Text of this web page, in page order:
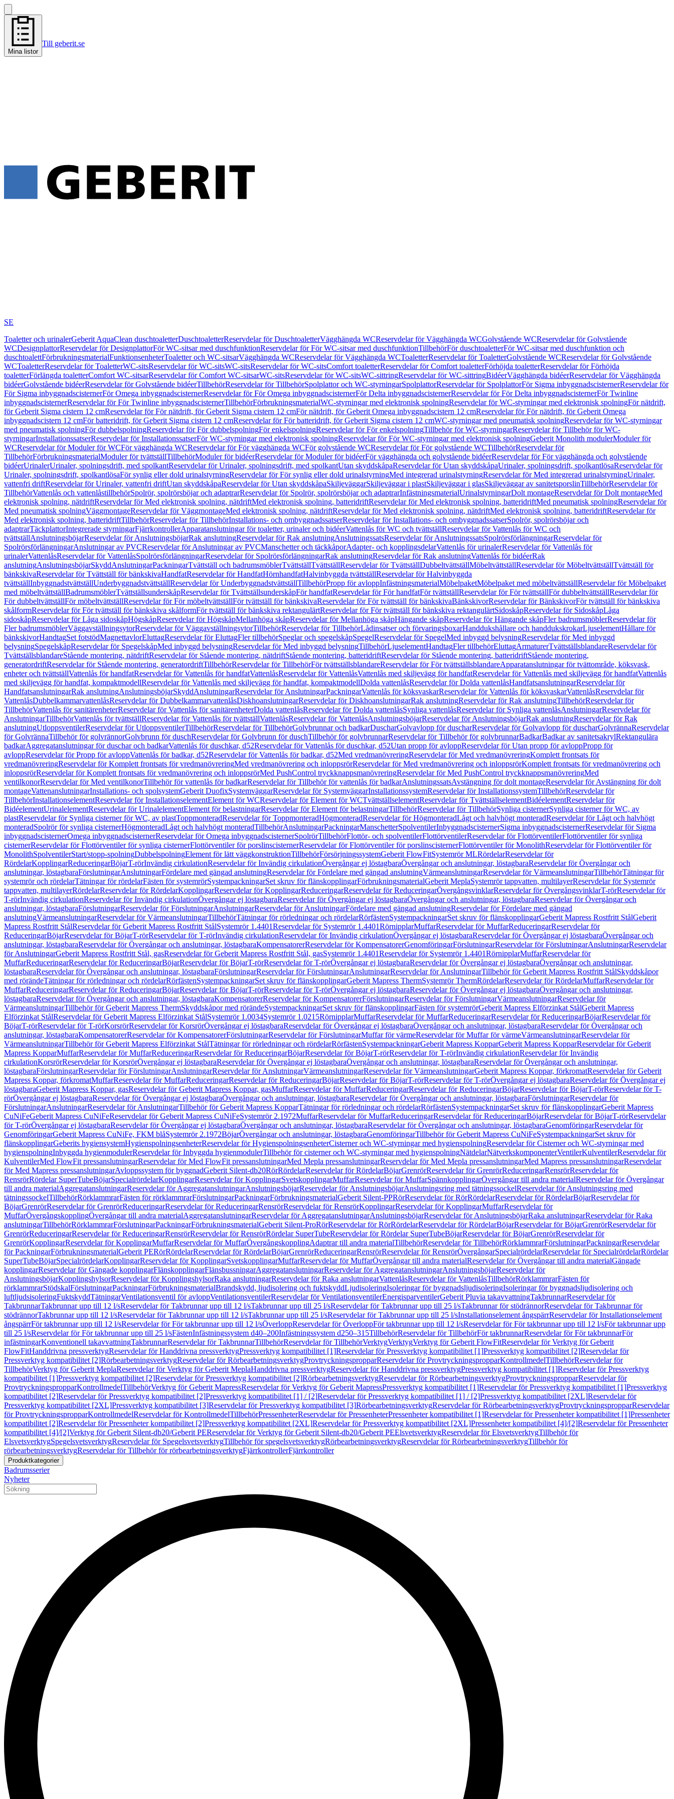
Mina listor
Till geberit.se
SE
Toaletter och urinalerGeberit AquaClean duschtoaletterDuschtoaletterReservdelar för DuschtoaletterVägghängda WCReservdelar för Vägghängda WCGolvstående WCReservdelar för Golvstående
WCDesignplattorReservdelar för DesignplattorFör WC-sitsar med duschfunktionReservdelar för För WC-sitsar med duschfunktionTillbehörFör duschtoaletterFör WC-sitsar med duschfunktion och
duschtoalettFörbrukningsmaterialFunktionsenheterToaletter och WC-sitsarVägghängda WCReservdelar för Vägghängda WCToaletterReservdelar för ToaletterGolvstående WCReservdelar för Golvstående
WCToaletterReservdelar för ToaletterWC-sitsReservdelar för WC-sitsWC-sitsReservdelar för WC-sitsComfort toaletterReservdelar för Comfort toaletterFörhöjda toaletterReservdelar för Förhöjda
toaletterFörlängda toaletterComfort WC-sitsarReservdelar för Comfort WC-sitsarWC-sitsReservdelar för WC-sitsWC-sittringReservdelar för WC-sittringBidéerVägghängda bidéerReservdelar för Vägghängda
bidéerGolvstående bidéerReservdelar för Golvstående bidéerTillbehörReservdelar för TillbehörSpolplattor och WC-styrningarSpolplattorReservdelar för SpolplattorFör Sigma inbyggnadscisternerReservdelar för
För Sigma inbyggnadscisternerFör Omega inbyggnadscisternerReservdelar för För Omega inbyggnadscisternerFör Delta inbyggnadscisternerReservdelar för För Delta inbyggnadscisternerFör Twinline
inbyggnadscisternerReservdelar för För Twinline inbyggnadscisternerTillbehörFörbrukningsmaterialWC-styrningar med elektronisk spolningReservdelar för WC-styrningar med elektronisk spolningFör nätdrift,
för Geberit Sigma cistern 12 cmReservdelar för För nätdrift, för Geberit Sigma cistern 12 cmFör nätdrift, för Geberit Omega inbyggnadscistern 12 cmReservdelar för För nätdrift, för Geberit Omega
inbyggnadscistern 12 cmFör batteridrift, för Geberit Sigma cistern 12 cmReservdelar för För batteridrift, för Geberit Sigma cistern 12 cmWC-styrningar med pneumatisk spolningReservdelar för WC-styrningar
med pneumatisk spolningFör dubbelspolningReservdelar för För dubbelspolningFör enkelspolningReservdelar för För enkelspolningTillbehör för WC-styrningarReservdelar för Tillbehör för WC-
styrningarInstallationssatserReservdelar för InstallationssatserFör WC-styrningar med elektronisk spolningReservdelar för För WC-styrningar med elektronisk spolningGeberit Monolith modulerModuler för
WCReservdelar för Moduler för WCFör vägghängda WCReservdelar för För vägghängda WCFör golvstående WCReservdelar för För golvstående WCTillbehörReservdelar för
TillbehörFörbrukningsmaterialModuler för tvättställTillbehörModuler för bidéerReservdelar för Moduler för bidéerFör vägghängda och golvstående bidéerReservdelar för För vägghängda och golvstående
bidéerUrinalerUrinaler, spolningsdrift, med spolkantReservdelar för Urinaler, spolningsdrift, med spolkantUtan skyddskåpaReservdelar för Utan skyddskåpaUrinaler, spolningsdrift, spolkantlösaReservdelar för
Urinaler, spolningsdrift, spolkantlösaFör synlig eller dold urinalstyrningReservdelar för För synlig eller dold urinalstyrningMed integrerad urinalstyrningReservdelar för Med integrerad urinalstyrningUrinaler,
vattenfri driftReservdelar för Urinaler, vattenfri driftUtan skyddskåpaReservdelar för Utan skyddskåpaSkiljeväggarSkiljeväggar i plastSkiljeväggar i glasSkiljeväggar av sanitetsporslinTillbehörReservdelar för
TillbehörVattenlås och vattenlåstillbehörSpolrör, spolrörsböjar och adaptrarReservdelar för Spolrör, spolrörsböjar och adaptrarInfästningsmaterialUrinalstyrningarDolt montageReservdelar för Dolt montageMed
elektronisk spolning, nätdriftReservdelar för Med elektronisk spolning, nätdriftMed elektronisk spolning, batteridriftReservdelar för Med elektronisk spolning, batteridriftMed pneumatisk spolningReservdelar för
Med pneumatisk spolningVäggmontageReservdelar för VäggmontageMed elektronisk spolning, nätdriftReservdelar för Med elektronisk spolning, nätdriftMed elektronisk spolning, batteridriftReservdelar för
Med elektronisk spolning, batteridriftTillbehörReservdelar för TillbehörInstallations- och ombyggnadssatserReservdelar för Installations- och ombyggnadssatserSpolrör, spolrörsböjar och
adaptrarTäckplattorIntegrerade styrningarFjärrkontrollerApparatanslutningar för toaletter, urinaler och bidéerVattenlås för WC och tvättställReservdelar för Vattenlås för WC och
tvättställAnslutningsböjarReservdelar för AnslutningsböjarRak anslutningReservdelar för Rak anslutningAnslutningssatsReservdelar för AnslutningssatsSpolrörsförlängningarReservdelar för
SpolrörsförlängningarAnslutningar av PVCReservdelar för Anslutningar av PVCManschetter och täckkåporAdapter- och kopplingsdelarVattenlås för urinalerReservdelar för Vattenlås för
urinalerVattenlåsReservdelar för VattenlåsSpolrörsförlängningarReservdelar för SpolrörsförlängningarRak anslutningReservdelar för Rak anslutningVattenlås för bidéerRak
anslutningAnslutningsböjarSkyddAnslutningarPackningarTvättställ och badrumsmöblerTvättställTvättställReservdelar för TvättställDubbeltvättställMöbeltvättställReservdelar för MöbeltvättställTvättställ för
bänkskivaReservdelar för Tvättställ för bänkskivaHandfatReservdelar för HandfatHörnhandfatHalvinbyggda tvättställReservdelar för Halvinbyggda
tvättställInbyggnadstvättställUnderbyggnadstvättställReservdelar för UnderbyggnadstvättställTillbehörPropp för avloppInfästningsmaterialMöbelpaketMöbelpaket med möbeltvättställReservdelar för Möbelpaket
med möbeltvättställBadrumsmöblerTvättställsunderskåpReservdelar för TvättställsunderskåpFör handfatReservdelar för För handfatFör tvättställReservdelar för För tvättställFör dubbeltvättställReservdelar för
För dubbeltvättställFör möbeltvättställReservdelar för För möbeltvättställFör tvättställ för bänkskivaReservdelar för För tvättställ för bänkskivaBänkskivorReservdelar för BänkskivorFör tvättställ för bänkskiva
skålformReservdelar för För tvättställ för bänkskiva skålformFör tvättställ för bänkskiva rektangulärtReservdelar för För tvättställ för bänkskiva rektangulärtSidoskåpReservdelar för SidoskåpLåga
sidoskåpReservdelar för Låga sidoskåpHögskåpReservdelar för HögskåpMellanhöga skåpReservdelar för Mellanhöga skåpHängande skåpReservdelar för Hängande skåpFler badrumsmöblerReservdelar för
Fler badrumsmöblerVäggavställningsytorReservdelar för VäggavställningsytorTillbehörReservdelar för TillbehörLådinsatser och förvaringsboxarHanddukshållare och handdukskrokarLjuselementHållare för
bänkskivorHandtagSet fotstödMagnettavlorEluttagReservdelar för EluttagFler tillbehörSpeglar och spegelskåpSpegelReservdelar för SpegelMed inbyggd belysningReservdelar för Med inbyggd
belysningSpegelskåpReservdelar för SpegelskåpMed inbyggd belysningReservdelar för Med inbyggd belysningTillbehörLjuselementHandtagFler tillbehörEluttagArmaturerTvättställsblandareReservdelar för
TvättställsblandareStående montering, nätdriftReservdelar för Stående montering, nätdriftStående montering, batteridriftReservdelar för Stående montering, batteridriftStående montering,
generatordriftReservdelar för Stående montering, generatordriftTillbehörReservdelar för TillbehörFör tvättställsblandareReservdelar för För tvättställsblandareApparatanslutningar för tvättområde, köksvask,
enheter och tvättställVattenlås för handfatReservdelar för Vattenlås för handfatVattenlåsReservdelar för VattenlåsVattenlås med skiljevägg för handfatReservdelar för Vattenlås med skiljevägg för handfatVattenlås
med skiljevägg för handfat, kompaktmodellReservdelar för Vattenlås med skiljevägg för handfat, kompaktmodellDolda vattenlåsReservdelar för Dolda vattenlåsHandfatsanslutningarReservdelar för
HandfatsanslutningarRak anslutningAnslutningsböjarSkyddAnslutningarReservdelar för AnslutningarPackningarVattenlås för köksvaskarReservdelar för Vattenlås för köksvaskarVattenlåsReservdelar för
VattenlåsDubbelkammarvattenlåsReservdelar för DubbelkammarvattenlåsDiskhoanslutningarReservdelar för DiskhoanslutningarRak anslutningReservdelar för Rak anslutningTillbehörReservdelar för
TillbehörVattenlås för sanitärenheterReservdelar för Vattenlås för sanitärenheterDolda vattenlåsReservdelar för Dolda vattenlåsSynliga vattenlåsReservdelar för Synliga vattenlåsAnslutningarReservdelar för
AnslutningarTillbehörVattenlås för tvättställReservdelar för Vattenlås för tvättställVattenlåsReservdelar för VattenlåsAnslutningsböjarReservdelar för AnslutningsböjarRak anslutningReservdelar för Rak
anslutningUtloppsventilerReservdelar för UtloppsventilerTillbehörReservdelar för TillbehörGolvbrunnar och badkarDuscharGolvavlopp för duscharReservdelar för Golvavlopp för duscharGolvrännaReservdelar
för GolvrännaTillbehör för golvrännorGolvbrunn för duschReservdelar för Golvbrunn för duschTillbehör för golvbrunnarReservdelar för Tillbehör för golvbrunnarBadkarBadkar av sanitetsakrylRektangulära
badkarAggregatanslutningar för duschar och badkarVattenlås för duschkar, d52Reservdelar för Vattenlås för duschkar, d52Utan propp för avloppReservdelar för Utan propp för avloppPropp för
avloppReservdelar för Propp för avloppVattenlås för badkar, d52Reservdelar för Vattenlås för badkar, d52Med vredmanövreringReservdelar för Med vredmanövreringKomplett frontsats för
vredmanövreringReservdelar för Komplett frontsats för vredmanövreringMed vredmanövrering och inloppsrörReservdelar för Med vredmanövrering och inloppsrörKomplett frontsats för vredmanövrering och
inloppsrörReservdelar för Komplett frontsats för vredmanövrering och inloppsrörMed PushControl tryckknappsmanövreringReservdelar för Med PushControl tryckknappsmanövreringMed
ventilkonorReservdelar för Med ventilkonorTillbehör för vattenlås för badkarReservdelar för Tillbehör för vattenlås för badkarAnslutningssatsAvstängning för dolt montageReservdelar för Avstängning för dolt
montageVattenanslutningarInstallations- och spolsystemGeberit DuofixSystemväggarReservdelar för SystemväggarInstallationssystemReservdelar för InstallationssystemTillbehörReservdelar för
TillbehörInstallationselementReservdelar för InstallationselementElement för WCReservdelar för Element för WCTvättställselementReservdelar för TvättställselementBidéelementReservdelar för
BidéelementUrinalelementReservdelar för UrinalelementElement för belastningarReservdelar för Element för belastningarTillbehörReservdelar för TillbehörSynliga cisternerSynliga cisterner för WC, av
plastReservdelar för Synliga cisterner för WC, av plastToppmonteradReservdelar för ToppmonteradHögmonteradReservdelar för HögmonteradLågt och halvhögt monteradReservdelar för Lågt och halvhögt
monteradSpolrör för synliga cisternerHögmonteradLågt och halvhögt monteradTillbehörAnslutningarPackningarManschetterSpolventilerInbyggnadscisternerSigma inbyggnadscisternerReservdelar för Sigma
inbyggnadscisternerOmega inbyggnadscisternerReservdelar för Omega inbyggnadscisternerSpolrörTillbehörFlottör- och spolventilerFlottörventilerReservdelar för FlottörventilerFlottörventiler för synliga
cisternerReservdelar för Flottörventiler för synliga cisternerFlottörventiler för porslinscisternerReservdelar för Flottörventiler för porslinscisternerFlottörventiler för MonolithReservdelar för Flottörventiler för
MonolithSpolventilerStart/stopp-spolningDubbelspolningElement för lätt väggkonstruktionTillbehörFörsörjningssystemGeberit FlowFitSystemrör MLRördelarReservdelar för
RördelarKopplingarReduceringarBöjarT-rörInvändig cirkulationReservdelar för Invändig cirkulationÖvergångar ej löstagbaraÖvergångar och anslutningar, löstagbaraReservdelar för Övergångar och
anslutningar, löstagbaraFörslutningarAnslutningarFördelare med gängad anslutningReservdelar för Fördelare med gängad anslutningVärmeanslutningarReservdelar för VärmeanslutningarTillbehörTätningar för
systemrör och rördelarTätningar för rördelarFästen för systemrörSystempackningarSet skruv för flänskopplingarFörbrukningsmaterialGeberit MeplaSystemrör tappvatten, multilayerReservdelar för Systemrör
tappvatten, multilayerRördelarReservdelar för RördelarKopplingarReservdelar för KopplingarReduceringarReservdelar för ReduceringarÖvergångsvinklarReservdelar för ÖvergångsvinklarT-rörReservdelar för
T-rörInvändig cirkulationReservdelar för Invändig cirkulationÖvergångar ej löstagbaraReservdelar för Övergångar ej löstagbaraÖvergångar och anslutningar, löstagbaraReservdelar för Övergångar och
anslutningar, löstagbaraFörslutningarReservdelar för FörslutningarAnslutningarReservdelar för AnslutningarFördelare med gängad anslutningReservdelar för Fördelare med gängad
anslutningVärmeanslutningarReservdelar för VärmeanslutningarTillbehörTätningar för rörledningar och rördelarRörfästenSystempackningarSet skruv för flänskopplingarGeberit Mapress Rostfritt StålGeberit
Mapress Rostfritt StålReservdelar för Geberit Mapress Rostfritt StålSystemrör 1.4401Reservdelar för Systemrör 1.4401RörnipplarMuffarReservdelar för MuffarReduceringarReservdelar för
ReduceringarBöjarReservdelar för BöjarT-rörReservdelar för T-rörInvändig cirkulationReservdelar för Invändig cirkulationÖvergångar ej löstagbaraReservdelar för Övergångar ej löstagbaraÖvergångar och
anslutningar, löstagbaraReservdelar för Övergångar och anslutningar, löstagbaraKompensatorerReservdelar för KompensatorerGenomföringarFörslutningarReservdelar för FörslutningarAnslutningarReservdelar
för AnslutningarGeberit Mapress Rostfritt Stål, gasReservdelar för Geberit Mapress Rostfritt Stål, gasSystemrör 1.4401Reservdelar för Systemrör 1.4401RörnipplarMuffarReservdelar för
MuffarReduceringarReservdelar för ReduceringarBöjarReservdelar för BöjarT-rörReservdelar för T-rörÖvergångar ej löstagbaraReservdelar för Övergångar ej löstagbaraÖvergångar och anslutningar,
löstagbaraReservdelar för Övergångar och anslutningar, löstagbaraFörslutningarReservdelar för FörslutningarAnslutningarReservdelar för AnslutningarTillbehör för Geberit Mapress Rostfritt StålSkyddskåpor
med rörändeTätningar för rörledningar och rördelarRörfästenSystempackningarSet skruv för flänskopplingarGeberit Mapress ThermSystemrör ThermRördelarReservdelar för RördelarMuffarReservdelar för
MuffarReduceringarReservdelar för ReduceringarBöjarReservdelar för BöjarT-rörReservdelar för T-rörÖvergångar ej löstagbaraReservdelar för Övergångar ej löstagbaraÖvergångar och anslutningar,
löstagbaraReservdelar för Övergångar och anslutningar, löstagbaraKompensatorerReservdelar för KompensatorerFörslutningarReservdelar för FörslutningarVärmeanslutningarReservdelar för
VärmeanslutningarTillbehör för Geberit Mapress ThermSkyddskåpor med rörändeSystempackningarSet skruv för flänskopplingarFästen för systemrörGeberit Mapress Elförzinkat StålGeberit Mapress
Elförzinkat StålReservdelar för Geberit Mapress Elförzinkat StålSystemrör 1.0034Systemrör 1.0215RörnipplarMuffarReservdelar för MuffarReduceringarReservdelar för ReduceringarBöjarReservdelar för
BöjarT-rörReservdelar för T-rörKorsrörReservdelar för KorsrörÖvergångar ej löstagbaraReservdelar för Övergångar ej löstagbaraÖvergångar och anslutningar, löstagbaraReservdelar för Övergångar och
anslutningar, löstagbaraKompensatorerReservdelar för KompensatorerFörslutningarReservdelar för FörslutningarMuffar för värmeReservdelar för Muffar för värmeVärmeanslutningarReservdelar för
VärmeanslutningarTillbehör för Geberit Mapress Elförzinkat StålTätningar för rörledningar och rördelarRörfästenSystempackningarGeberit Mapress KopparGeberit Mapress KopparReservdelar för Geberit
Mapress KopparMuffarReservdelar för MuffarReduceringarReservdelar för ReduceringarBöjarReservdelar för BöjarT-rörReservdelar för T-rörInvändig cirkulationReservdelar för Invändig
cirkulationKorsrörReservdelar för KorsrörÖvergångar ej löstagbaraReservdelar för Övergångar ej löstagbaraÖvergångar och anslutningar, löstagbaraReservdelar för Övergångar och anslutningar,
löstagbaraFörslutningarReservdelar för FörslutningarAnslutningarReservdelar för AnslutningarVärmeanslutningarReservdelar för VärmeanslutningarGeberit Mapress Koppar, förkromatReservdelar för Geberit
Mapress Koppar, förkromatMuffarReservdelar för MuffarReduceringarReservdelar för ReduceringarBöjarReservdelar för BöjarT-rörReservdelar för T-rörÖvergångar ej löstagbaraReservdelar för Övergångar ej
löstagbaraGeberit Mapress Koppar, gasReservdelar för Geberit Mapress Koppar, gasMuffarReservdelar för MuffarReduceringarReservdelar för ReduceringarBöjarReservdelar för BöjarT-rörReservdelar för T-
rörÖvergångar ej löstagbaraReservdelar för Övergångar ej löstagbaraÖvergångar och anslutningar, löstagbaraReservdelar för Övergångar och anslutningar, löstagbaraFörslutningarReservdelar för
FörslutningarAnslutningarReservdelar för AnslutningarTillbehör för Geberit Mapress KopparTätningar för rörledningar och rördelarRörfästenSystempackningarSet skruv för flänskopplingarGeberit Mapress
CuNiFeGeberit Mapress CuNiFeReservdelar för Geberit Mapress CuNiFeSystemrör 2.1972MuffarReservdelar för MuffarReduceringarReservdelar för ReduceringarBöjarReservdelar för BöjarT-rörReservdelar
för T-rörÖvergångar ej löstagbaraReservdelar för Övergångar ej löstagbaraÖvergångar och anslutningar, löstagbaraReservdelar för Övergångar och anslutningar, löstagbaraGenomföringarReservdelar för
GenomföringarGeberit Mapress CuNiFe, FKM blåSystemrör 2.1972BöjarÖvergångar och anslutningar, löstagbaraGenomföringarTillbehör för Geberit Mapress CuNiFeSystempackningarSet skruv för
flänskopplingarGeberits hygiensystemHygienspolningsenheterReservdelar för HygienspolningsenheterCisterner och WC-styrningar med hygienspolningReservdelar för Cisterner och WC-styrningar med
hygienspolningInbyggda hygienmodulerReservdelar för Inbyggda hygienmodulerTillbehör för cisterner och WC-styrningar med hygienspolningNätdelarNätverkskomponenterVentilerKulventilerReservdelar för
KulventilerMed FlowFit pressanslutningarReservdelar för Med FlowFit pressanslutningarMed Mepla pressanslutningarReservdelar för Med Mepla pressanslutningarMed Mapress pressanslutningarReservdelar
för Med Mapress pressanslutningarAvloppssystem för byggnadGeberit Silent-db20RörRördelarReservdelar för RördelarBöjarGrenrörReservdelar för GrenrörReduceringarRensrörReservdelar för
RensrörRördelar SuperTubeBöjarSpecialrördelarKopplingarReservdelar för KopplingarSvetskopplingarMuffarReservdelar för MuffarSpännkopplingarÖvergångar till andra materialReservdelar för Övergångar
till andra materialAggregatanslutningarReservdelar för AggregatanslutningarAnslutningsböjarReservdelar för AnslutningsböjarAnslutningsring med tätningssockelReservdelar för Anslutningsring med
tätningssockelTillbehörRörklammrarFästen för rörklammrarFörslutningarPackningarFörbrukningsmaterialGeberit Silent-PPRörReservdelar för RörRördelarReservdelar för RördelarBöjarReservdelar för
BöjarGrenrörReservdelar för GrenrörReduceringarReservdelar för ReduceringarRensrörReservdelar för RensrörKopplingarReservdelar för KopplingarMuffarReservdelar för
MuffarÖvergångskopplingÖvergångar till andra materialAggregatanslutningarReservdelar för AggregatanslutningarAnslutningsböjarReservdelar för AnslutningsböjarRaka anslutningarReservdelar för Raka
anslutningarTillbehörRörklammrarFörslutningarPackningarFörbrukningsmaterialGeberit Silent-ProRörReservdelar för RörRördelarReservdelar för RördelarBöjarReservdelar för BöjarGrenrörReservdelar för
GrenrörReduceringarReservdelar för ReduceringarRensrörReservdelar för RensrörRördelar SuperTubeReservdelar för Rördelar SuperTubeBöjarReservdelar för BöjarGrenrörReservdelar för
GrenrörKopplingarReservdelar för KopplingarMuffarReservdelar för MuffarÖvergångskopplingAdaptrar till andra materialTillbehörReservdelar för TillbehörRörklammrarFörslutningarPackningarReservdelar
för PackningarFörbrukningsmaterialGeberit PERörRördelarReservdelar för RördelarBöjarGrenrörReduceringarRensrörReservdelar för RensrörÖvergångarSpecialrördelarReservdelar för SpecialrördelarRördelar
SuperTubeBöjarSpecialrördelarKopplingarReservdelar för KopplingarSvetskopplingarMuffarReservdelar för MuffarÖvergångar till andra materialReservdelar för Övergångar till andra materialGängade
kopplingarReservdelar för Gängade kopplingarFlänskopplingarFlänsbussningarAggregatanslutningarReservdelar för AggregatanslutningarAnslutningsböjarReservdelar för
AnslutningsböjarKopplingshylsorReservdelar för KopplingshylsorRaka anslutningarReservdelar för Raka anslutningarVattenlåsReservdelar för VattenlåsTillbehörRörklammrarFästen för
rörklammrarStödskalFörslutningarPackningarFörbrukningsmaterialBrandskydd, ljudisolering och fuktskyddLjudisoleringIsoleringar för byggnadsljudisoleringIsoleringar för byggnadsljudisolering och
luftljudsisoleringFuktskyddTätningarVentilationsventil för avloppVentilationsventilerReservdelar för VentilationsventilerEnergisparventilerGeberit Pluvia takavvattningTakbrunnarReservdelar för
TakbrunnarTakbrunnar upp till 12 l/sReservdelar för Takbrunnar upp till 12 l/sTakbrunnar upp till 25 l/sReservdelar för Takbrunnar upp till 25 l/sTakbrunnar för stödrännorReservdelar för Takbrunnar för
stödrännorTakbrunnar upp till 12 l/sReservdelar för Takbrunnar upp till 12 l/sTakbrunnar upp till 25 l/sReservdelar för Takbrunnar upp till 25 l/sInstallationselement ångspärrReservdelar för Installationselement
ångspärrFör takbrunnar upp till 12 l/sReservdelar för För takbrunnar upp till 12 l/sÖverloppReservdelar för ÖverloppFör takbrunnar upp till 12 l/sReservdelar för För takbrunnar upp till 12 l/sFör takbrunnar upp
till 25 l/sReservdelar för För takbrunnar upp till 25 l/sFästenInfästningssystem d40–200Infästningssystem d250–315TillbehörReservdelar för TillbehörFör takbrunnarReservdelar för För takbrunnarFör
infästningarKonventionell takavvattningTakbrunnarReservdelar för TakbrunnarTillbehörReservdelar för TillbehörVerktygVerktygVerktyg för Geberit FlowFitReservdelar för Verktyg för Geberit
FlowFitHanddrivna pressverktygReservdelar för Handdrivna pressverktygPressverktyg kompatibilitet [1]Reservdelar för Pressverktyg kompatibilitet [1]Pressverktyg kompatibilitet [2]Reservdelar för
Pressverktyg kompatibilitet [2]RörbearbetningsverktygReservdelar för RörbearbetningsverktygProvtryckningspropparReservdelar för ProvtryckningspropparKontrollmedelTillbehörReservdelar för
TillbehörVerktyg för Geberit MeplaReservdelar för Verktyg för Geberit MeplaHanddrivna pressverktygReservdelar för Handdrivna pressverktygPressverktyg kompatibilitet [1]Reservdelar för Pressverktyg
kompatibilitet [1]Pressverktyg kompatibilitet [2]Reservdelar för Pressverktyg kompatibilitet [2]RörbearbetningsverktygReservdelar för RörbearbetningsverktygProvtryckningspropparReservdelar för
ProvtryckningspropparKontrollmedelTillbehörVerktyg för Geberit MapressReservdelar för Verktyg för Geberit MapressPressverktyg kompatibilitet [1]Reservdelar för Pressverktyg kompatibilitet [1]Pressverktyg
kompatibilitet [2]Reservdelar för Pressverktyg kompatibilitet [2]Pressverktyg kompatibilitet [1] / [2]Reservdelar för Pressverktyg kompatibilitet [1] / [2]Pressverktyg kompatibilitet [2XL]Reservdelar för
Pressverktyg kompatibilitet [2XL]Pressverktyg kompatibilitet [3]Reservdelar för Pressverktyg kompatibilitet [3]RörbearbetningsverktygReservdelar för RörbearbetningsverktygProvtryckningspropparReservdelar
för ProvtryckningspropparKontrollmedelReservdelar för KontrollmedelTillbehörPressenheterReservdelar för PressenheterPressenheter kompatibilitet [1]Reservdelar för Pressenheter kompatibilitet [1]Pressenheter
kompatibilitet [2]Reservdelar för Pressenheter kompatibilitet [2]Pressverktyg kompatibilitet [2XL]Reservdelar för Pressverktyg kompatibilitet [2XL]Pressenheter kompatibilitet [4]/[2]Reservdelar för Pressenheter
kompatibilitet [4]/[2]Verktyg för Geberit Silent-db20/Geberit PEReservdelar för Verktyg för Geberit Silent-db20/Geberit PEElsvetsverktygReservdelar för ElsvetsverktygTillbehör för
ElsvetsverktygSpegelsvetsverktygReservdelar för SpegelsvetsverktygTillbehör för spegelsvetsverktygRörbearbetningsverktygReservdelar för RörbearbetningsverktygTillbehör för
rörbearbetningsverktygReservdelar för Tillbehör för rörbearbetningsverktygFjärrkontrollerFjärrkontroller
Produktkategorier
Badrumsserier
Nyheter